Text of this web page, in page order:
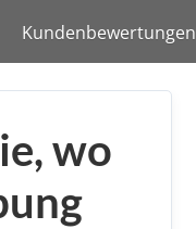
Kundenbewertungen
wo